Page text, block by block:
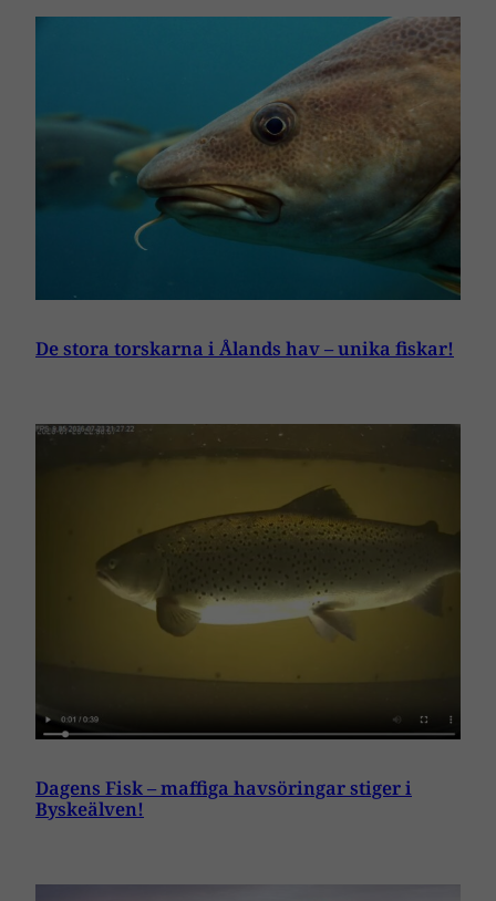
De stora torskarna i Ålands hav – unika fiskar!
Dagens Fisk – maffiga havsöringar stiger i
Byskeälven!